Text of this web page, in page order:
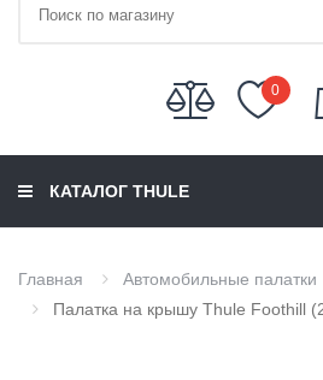
0
КАТАЛОГ THULE
Главная Автомобильные палатки
Палатка на крышу Thule Foothill